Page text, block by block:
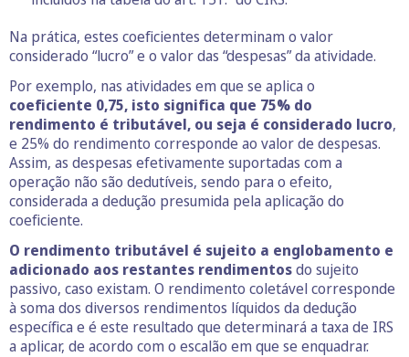
Na prática, estes coeficientes determinam o valor
considerado “lucro” e o valor das “despesas” da atividade.
Por exemplo, nas atividades em que se aplica o
coeficiente 0,75, isto significa que 75% do
rendimento é tributável, ou seja é considerado lucro,
e 25% do rendimento corresponde ao valor de despesas.
Assim, as despesas efetivamente suportadas com a
operação não são dedutíveis, sendo para o efeito,
considerada a dedução presumida pela aplicação do
coeficiente.
O rendimento tributável é sujeito a englobamento e
adicionado aos restantes rendimentosdo sujeito
passivo, caso existam. O rendimento coletável corresponde
à soma dos diversos rendimentos líquidos da dedução
específica e é este resultado que determinará a taxa de IRS
a aplicar, de acordo com o escalão em que se enquadrar.